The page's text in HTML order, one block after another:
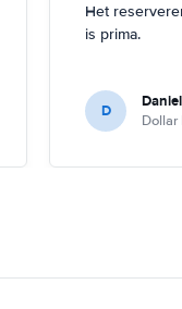
Het
is prima.
D Dollar